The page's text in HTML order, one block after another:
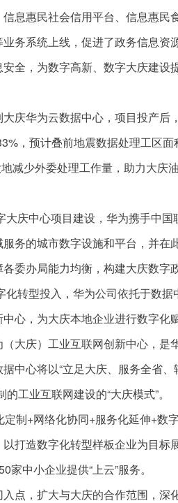
息惠民社会信用平台、信息惠民
务系统上线，促进了政务信息资
全，为数字高新、数字大庆建设
华为云数据中心，项目投产后
，预计叠前地震数据处理工区
减少外委处理工作量，助力大庆
庆中心项目建设，华为携手中国
务的城市数字设施和平台，并在
委办局能力均衡，构建大庆数字政
转型投入，华为公司依托于数据
心，为大庆本地企业进行数字化赋
庆）工业互联网创新中心，是
中心将以“立足大庆、服务全省
工业互联网建设的“大庆模式”。
+网络化协同+服务化延伸+数字
打造数字化转型样板企业为目标
中小企业提供“上云”服务。
，扩大与大庆的合作范围，深